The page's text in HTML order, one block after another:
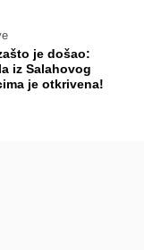
je došao:
iz Salahovog
je otkrivena!